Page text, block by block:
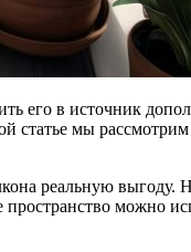
его в источник
статье мы
реальную
можно